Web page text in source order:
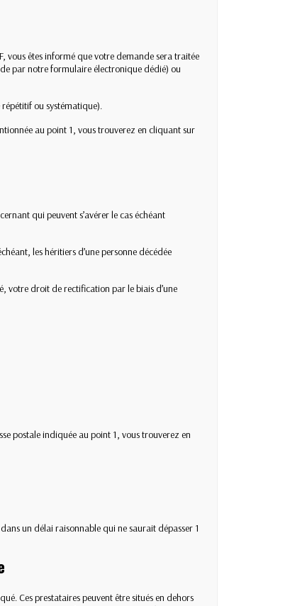
vous êtes informé que votre demande sera traitée
par notre formulaire électronique dédié) ou
ou systématique).
au point 1, vous trouverez en cliquant sur
qui peuvent s’avérer le cas échéant
les héritiers d’une personne décédée
votre droit de rectification par le biais d’une
postale indiquée au point 1, vous trouverez en
un délai raisonnable qui ne saurait dépasser 1
Ces prestataires peuvent être situés en dehors